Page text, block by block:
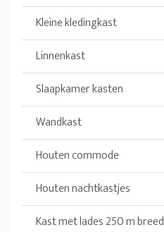
Kleine kledingkast
Linnenkast
Slaapkamer kasten
Wandkast
Houten commode
Houten nachtkastjes
Kast met lades 250 m breed